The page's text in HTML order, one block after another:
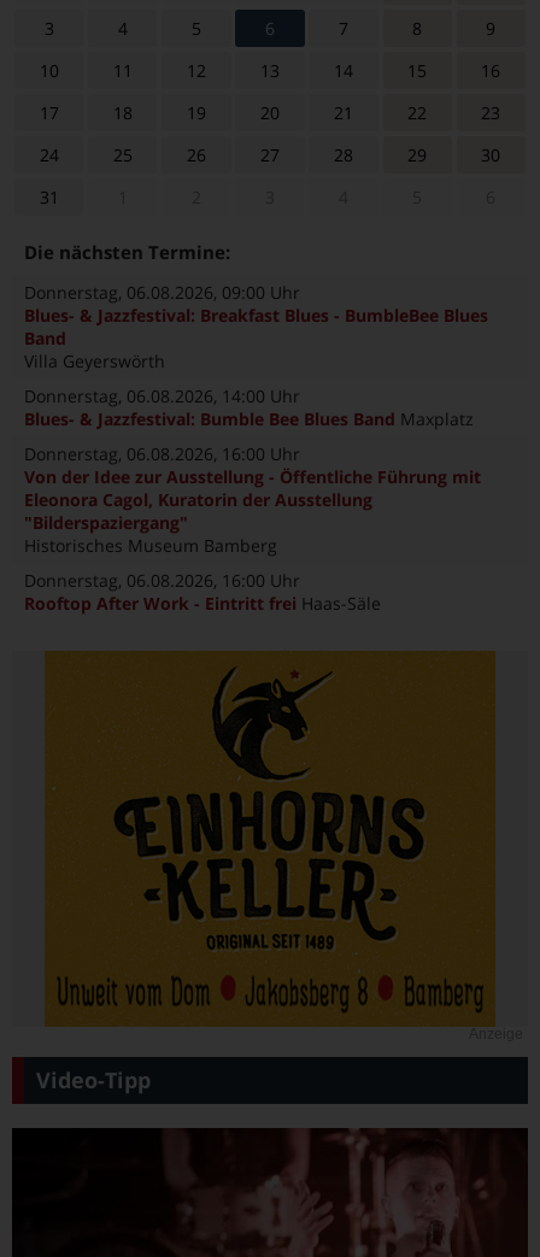
3 4 5 6 7 8
9
10
11 12 13 14 15
16
17
18 19 20 21 22
23
24
25 26 27 28 29
30
31
Die nächsten Termine:
Donnerstag, 06.08.2026, 09:00 Uhr
Blues- & Jazzfestival: Breakfast Blues - BumbleBee Blues
Band
Villa Geyerswörth
Donnerstag, 06.08.2026, 14:00 Uhr
Blues- & Jazzfestival: Bumble Bee Blues Band Maxplatz
Donnerstag, 06.08.2026, 16:00 Uhr
Von der Idee zur Ausstellung - Öffentliche Führung mit
Eleonora Cagol, Kuratorin der Ausstellung
"Bilderspaziergang"
Historisches Museum Bamberg
Donnerstag, 06.08.2026, 16:00 Uhr
Rooftop After Work - Eintritt frei Haas-Säle
Video-Tipp